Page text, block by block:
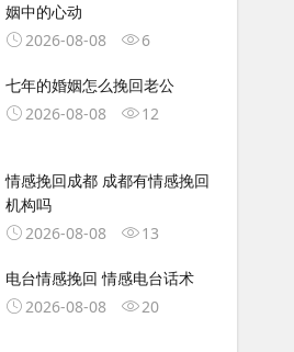
姻中的心动
2026-08-08
6
七年的婚姻怎么挽回老公
2026-08-08
12
情感挽回成都 成都有情感挽回
机构吗
2026-08-08
13
电台情感挽回 情感电台话术
2026-08-08
20